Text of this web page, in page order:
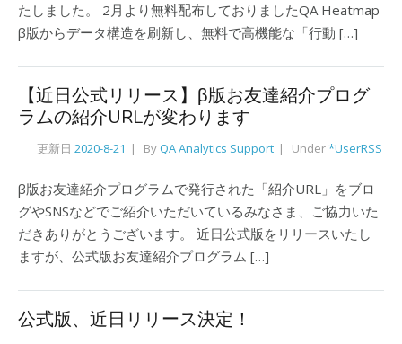
たしました。 2月より無料配布しておりましたQA Heatmap
β版からデータ構造を刷新し、無料で高機能な「行動 […]
【近日公式リリース】β版お友達紹介プログ
ラムの紹介URLが変わります
更新日 2020-8-21 ByQA Analytics Support Under*UserRSS
β版お友達紹介プログラムで発行された「紹介URL」をブロ
グやSNSなどでご紹介いただいているみなさま、ご協力いた
だきありがとうございます。 近日公式版をリリースいたし
ますが、公式版お友達紹介プログラム […]
公式版、近日リリース決定！